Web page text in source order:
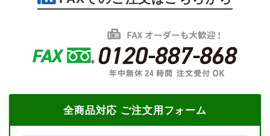
全商品対応 ご注文用フォーム